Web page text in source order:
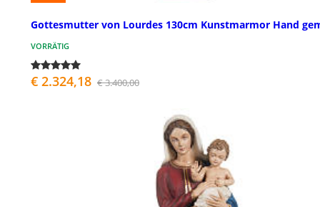
Gottesmutter von Lourdes 130cm Kunstmarmor Hand
VORRÄTIG
€ 2.324,18 € 3.400,00